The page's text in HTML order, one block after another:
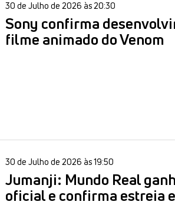
30 de Julho de 2026 às 20:30
Sony confirma
filme animado do Venom
30 de Julho de 2026 às 19:50
Jumanji: Mundo Real
oficial e confirma estreia